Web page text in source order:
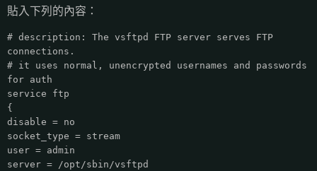
貼入下列的內容：
# description: The vsftpd FTP server serves FTP
connections.
# it uses normal, unencrypted usernames and passwords
for auth
service ftp
{
disable = no
socket_type = stream
user = admin
server = /opt/sbin/vsftpd